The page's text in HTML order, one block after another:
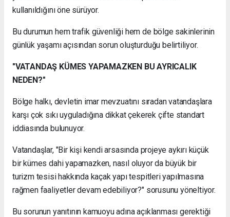
kullanıldığını öne sürüyor.
Bu durumun hem trafik güvenliği hem de bölge sakinlerinin
günlük yaşamı açısından sorun oluşturduğu belirtiliyor.
"VATANDAŞ KÜMES YAPAMAZKEN BU AYRICALIK
NEDEN?"
Bölge halkı, devletin imar mevzuatını sıradan vatandaşlara
karşı çok sıkı uyguladığına dikkat çekerek çifte standart
iddiasında bulunuyor.
Vatandaşlar, "Bir kişi kendi arsasında projeye aykırı küçük
bir kümes dahi yapamazken, nasıl oluyor da büyük bir
turizm tesisi hakkında kaçak yapı tespitleri yapılmasına
rağmen faaliyetler devam edebiliyor?" sorusunu yöneltiyor.
Bu sorunun yanıtının kamuoyu adına açıklanması gerektiği